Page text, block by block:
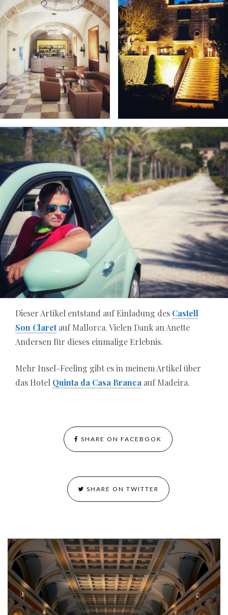
Dieser Artikel entstand auf Einladung des Castell
Son Claretauf Mallorca. Vielen Dank an Anette
Andersen für dieses einmalige Erlebnis.
Mehr Insel-Feeling gibt es in meinem Artikel über
das Hotel Quinta da Casa Branca auf Madeira.
SHARE ON FACEBOOK
SHARE ON TWITTER